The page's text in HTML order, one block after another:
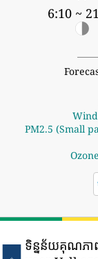
6:10 ~
Wind
PM2.5 (Small
Ozone
ទិន្នន័យគុណភា